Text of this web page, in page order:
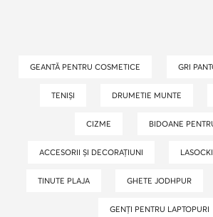
GEANTĂ PENTRU COSMETICE GRI
TENIȘI DRUMETIE MUNTE
CIZME BIDOANE
ACCESORII ȘI DECORAȚIUNI LASOCKI
TINUTE PLAJA GHETE JODHPUR
GENȚI PENTRU LAPTOPURI